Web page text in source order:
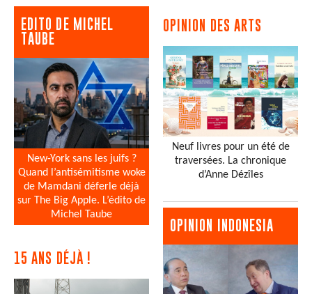
EDITO DE MICHEL
TAUBE
New-York sans les juifs ?
Quand l’antisémitisme woke
de Mamdani déferle déjà
sur The Big Apple. L’édito de
Michel Taube
15 ANS DÉJÀ !
OPINION DES ARTS
Neuf livres pour un été de
traversées. La chronique
d’Anne Dézîles
OPINION INDONESIA